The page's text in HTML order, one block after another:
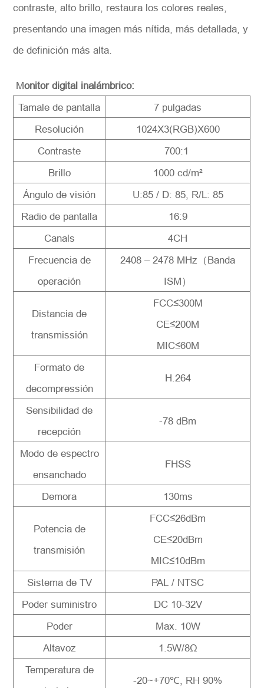
contraste, alto brillo, restaura los colores reales,
presentando una imagen más nítida, más detallada, y
de definición más alta.
Monitor digital inalámbrico:
Tamale de pantalla
7 pulgadas
Resolución
1024X3(RGB)X600
Contraste
700:1
Brillo
1000 cd/m²
Ángulo de visión
U:85 / D: 85, R/L: 85
Radio de pantalla
16:9
Canals
4CH
Frecuencia de
operación
2408 – 2478 MHz（Banda
ISM）
Distancia de
transmissión
FCC≤300M
CE≤200M
MIC≤60M
Formato de
decompressión
H.264
Sensibilidad de
recepción
-78 dBm
Modo de espectro
ensanchado
FHSS
Demora 130ms
Potencia de
transmisión
FCC≤26dBm
CE≤20dBm
MIC≤10dBm
Sistema de TV
PAL / NTSC
Poder suministro
DC 10-32V
Poder
Max. 10W
Altavoz
1.5W/8Ω
Temperatura de
-20~+70℃, RH 90%